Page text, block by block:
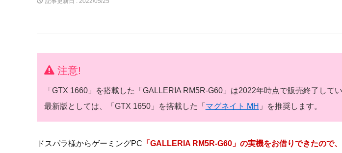
注意!
「GTX 1660」を搭載した「GALLERIA RM5R-G60」は2022年時点で販売終了してい
最新版としては、「GTX 1650」を搭載した「 マグネイト MH 」を推奨します。
ドスパラ様からゲーミングPC 「GALLERIA RM5R-G60」の実機をお借りできたので